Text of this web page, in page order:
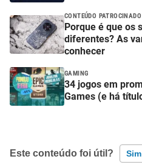
CONTEÚDO PATROCINADO
Porque é que os
diferentes? As
conhecer
GAMING
34 jogos em
Games (e há
Este conteúdo foi útil? Sim